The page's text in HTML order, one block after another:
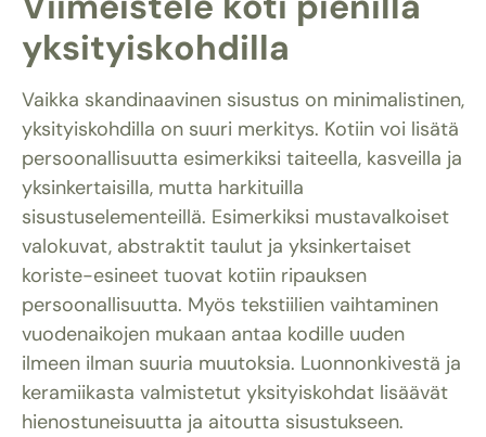
yksityiskohdilla
Vaikka skandinaavinen sisustus on minimalistinen,
yksityiskohdilla on suuri merkitys. Kotiin voi lisätä
persoonallisuutta esimerkiksi taiteella, kasveilla ja
yksinkertaisilla, mutta harkituilla
sisustuselementeillä. Esimerkiksi mustavalkoiset
valokuvat, abstraktit taulut ja yksinkertaiset
koriste-esineet tuovat kotiin ripauksen
persoonallisuutta. Myös tekstiilien vaihtaminen
vuodenaikojen mukaan antaa kodille uuden
ilmeen ilman suuria muutoksia. Luonnonkivestä ja
keramiikasta valmistetut yksityiskohdat lisäävät
hienostuneisuutta ja aitoutta sisustukseen.